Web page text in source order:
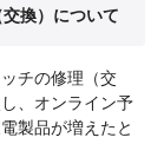
換）について
チの修理（交
、オンライン予
製品が増えたと